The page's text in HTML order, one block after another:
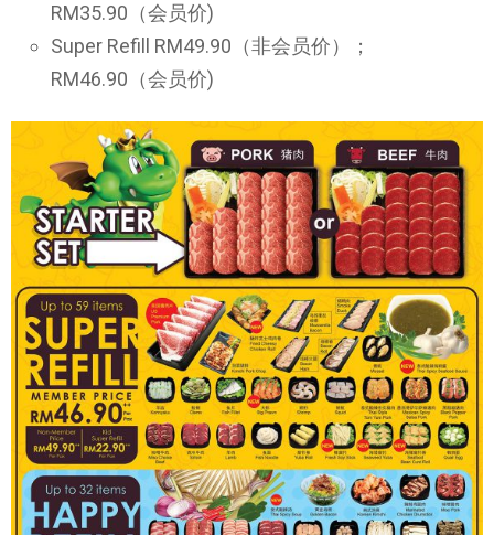
RM35.90（会员价)
Super Refill RM49.90（非会员价）；
RM46.90（会员价)